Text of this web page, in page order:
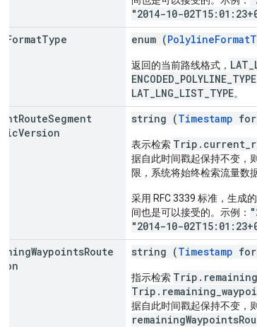
"2014-10-
FormatType enum (
返回的当前路线格式，
ENCODED_POLYLINE_TYPE
LAT_LNG_LIST_TYPE。
RouteSegment
Version
string (Timestamp
表示检索
据自此时间戳起保持不变，
限，系统将始终检索流量数
采用 RFC 3339 标准，生成
间也是可以接受的。示例：
"2014-10-
WaypointsRoute
string (Timestamp
指示检索
据自此时间戳起保持不变，